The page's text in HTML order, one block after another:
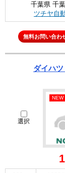
千葉県 千
ツチヤ自
無料お問い合わ
ダイハ
選択
NEW